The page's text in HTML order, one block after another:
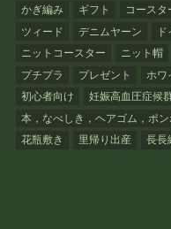
かぎ編み
ギフト コースタ
ツィード
デニムヤーン
ニットコースター
ニット帽
プチプラ
プレゼント ホワ
初心者向け
妊娠高血圧症候
本，なべしき，ヘアゴム，ポ
花瓶敷き
里帰り出産 長長